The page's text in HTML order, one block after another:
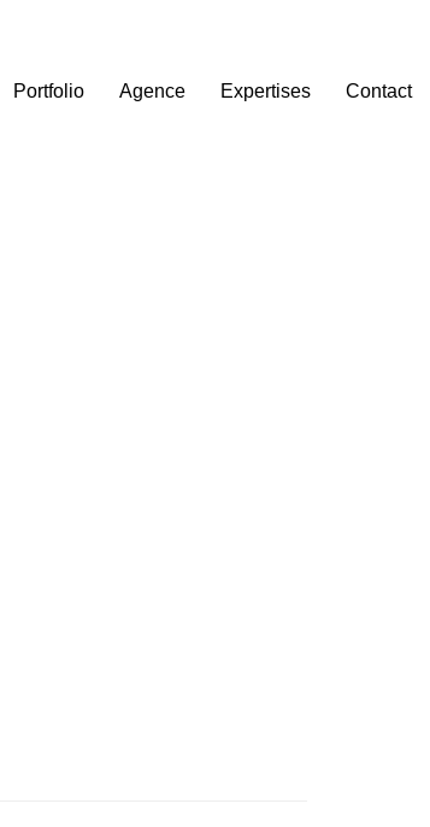
Portfolio Agence Expertises Contact